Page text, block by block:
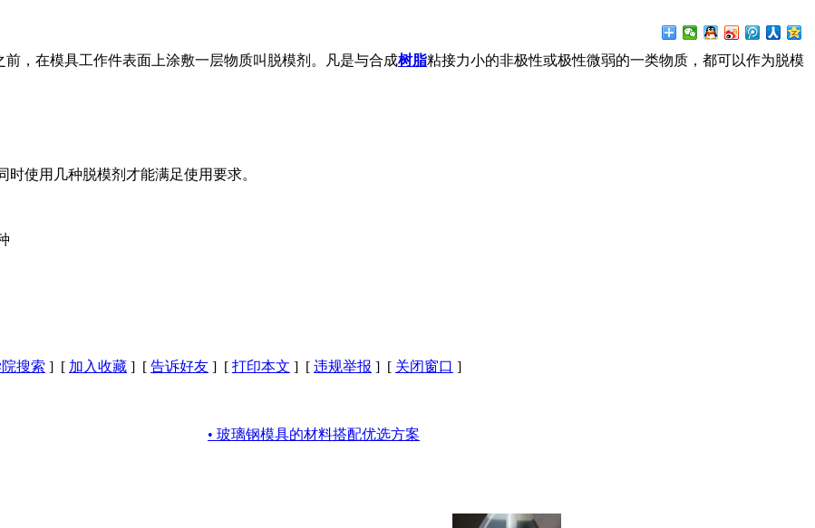
，在模具工作件表面上涂敷一层物质叫脱模剂。凡是与合成树脂粘接力小的非极性或极性微弱的一类物质，都可以作为脱模
使用几种脱模剂才能满足使用要求。
搜索 ] [ 加入收藏 ] [ 告诉好友 ] [ 打印本文 ] [ 违规举报 ] [ 关闭窗口 ]
• 玻璃钢模具的材料搭配优选方案